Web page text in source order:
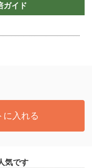
ガイド
に入れる
気です